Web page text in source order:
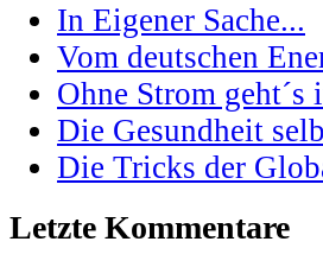
In Eigener Sache...
Vom deutschen
Ohne Strom
Die Gesundheit
Die Tricks der
Letzte Kommentare